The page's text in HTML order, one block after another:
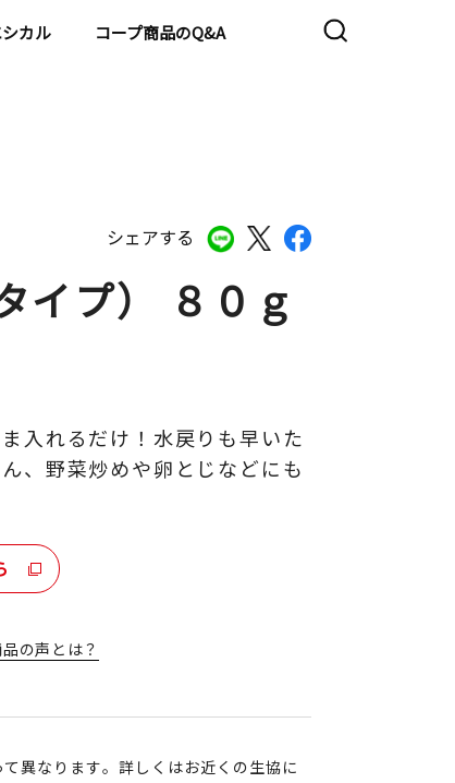
カル コープ商品のQ&A
シェアする
イプ） ８０ｇ
入れるだけ！水戻りも早いた
、野菜炒めや卵とじなどにも
の声とは？
異なります。詳しくはお近くの生協に